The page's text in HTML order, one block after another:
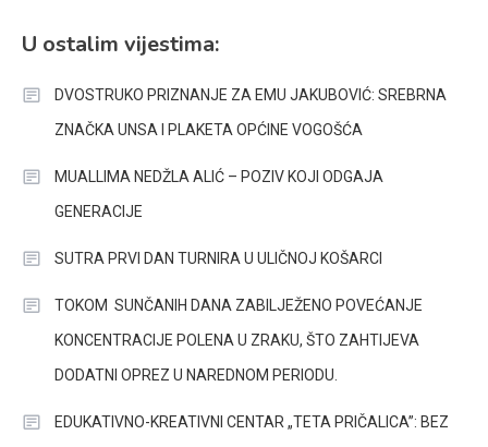
U ostalim vijestima:
DVOSTRUKO PRIZNANJE ZA EMU JAKUBOVIĆ: SREBRNA
ZNAČKA UNSA I PLAKETA OPĆINE VOGOŠĆA
MUALLIMA NEDŽLA ALIĆ – POZIV KOJI ODGAJA
GENERACIJE
SUTRA PRVI DAN TURNIRA U ULIČNOJ KOŠARCI
TOKOM SUNČANIH DANA ZABILJEŽENO POVEĆANJE
KONCENTRACIJE POLENA U ZRAKU, ŠTO ZAHTIJEVA
DODATNI OPREZ U NAREDNOM PERIODU.
EDUKATIVNO-KREATIVNI CENTAR „TETA PRIČALICA”: BEZ